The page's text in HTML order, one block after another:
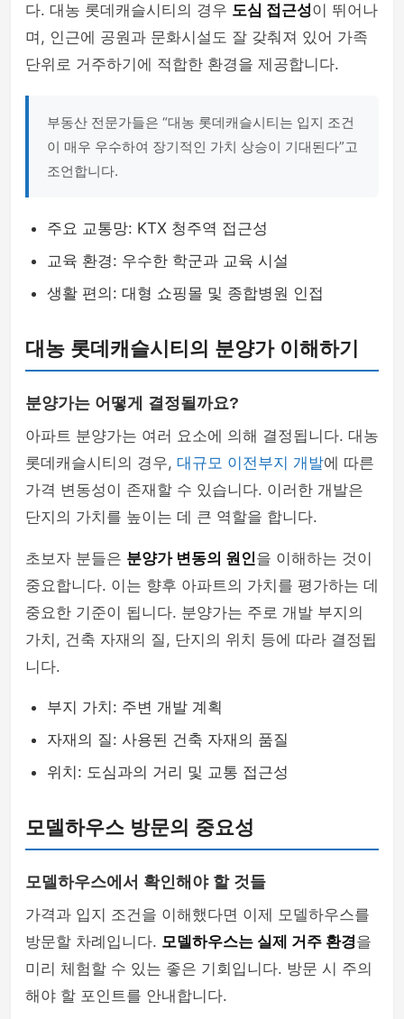
다. 대농 롯데캐슬시티의 경우 도심 접근성이 뛰어나
며, 인근에 공원과 문화시설도 잘 갖춰져 있어 가족
단위로 거주하기에 적합한 환경을 제공합니다.
부동산 전문가들은 “대농 롯데캐슬시티는 입지 조건
이 매우 우수하여 장기적인 가치 상승이 기대된다”고
조언합니다.
주요 교통망: KTX 청주역 접근성
교육 환경: 우수한 학군과 교육 시설
생활 편의: 대형 쇼핑몰 및 종합병원 인접
대농 롯데캐슬시티의 분양가 이해하기
분양가는 어떻게 결정될까요?
아파트 분양가는 여러 요소에 의해 결정됩니다. 대농
롯데캐슬시티의 경우, 대규모 이전부지 개발에 따른
가격 변동성이 존재할 수 있습니다. 이러한 개발은
단지의 가치를 높이는 데 큰 역할을 합니다.
초보자 분들은 분양가 변동의 원인을 이해하는 것이
중요합니다. 이는 향후 아파트의 가치를 평가하는 데
중요한 기준이 됩니다. 분양가는 주로 개발 부지의
가치, 건축 자재의 질, 단지의 위치 등에 따라 결정됩
니다.
부지 가치: 주변 개발 계획
자재의 질: 사용된 건축 자재의 품질
위치: 도심과의 거리 및 교통 접근성
모델하우스 방문의 중요성
모델하우스에서 확인해야 할 것들
가격과 입지 조건을 이해했다면 이제 모델하우스를
방문할 차례입니다. 모델하우스는 실제 거주 환경을
미리 체험할 수 있는 좋은 기회입니다. 방문 시 주의
해야 할 포인트를 안내합니다.